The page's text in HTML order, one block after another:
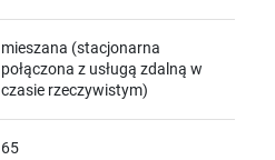
mieszana (stacjonarna
połączona z usługą zdalną w
czasie rzeczywistym)
65